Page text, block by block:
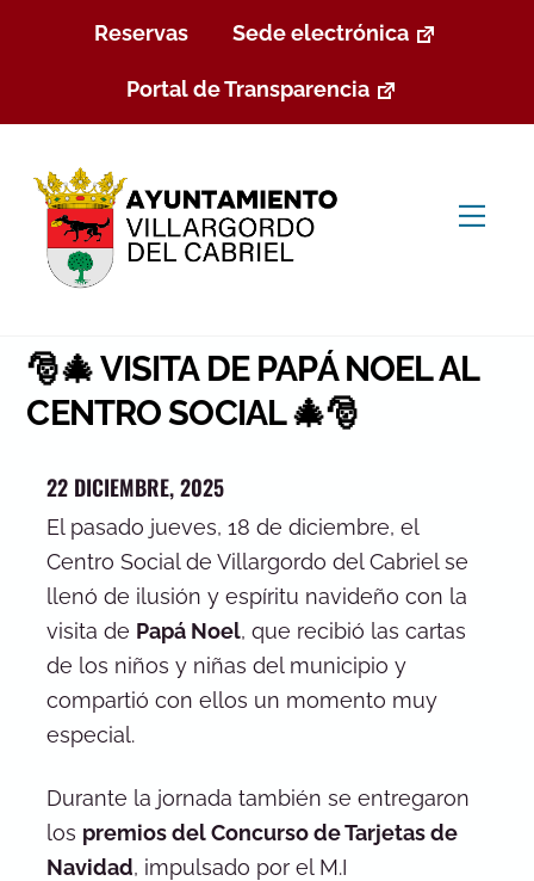
Reservas Sede electrónica
Portal de Transparencia
🎅🎄 VISITA DE PAPÁ NOEL AL
CENTRO SOCIAL 🎄🎅
22 DICIEMBRE, 2025
El pasado jueves, 18 de diciembre, el
Centro Social de Villargordo del Cabriel se
llenó de ilusión y espíritu navideño con la
visita de Papá Noel, que recibió las cartas
de los niños y niñas del municipio y
compartió con ellos un momento muy
especial.
Durante la jornada también se entregaron
los premios del Concurso de Tarjetas de
Navidad, impulsado por el M.I